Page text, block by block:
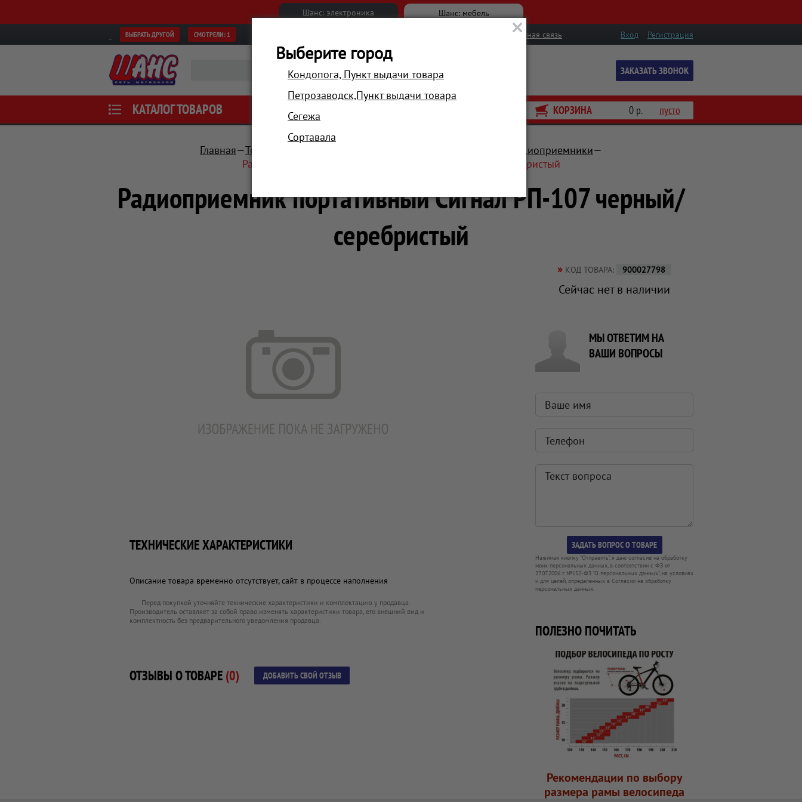
Шанс: электроника Шанс: мебель
ВЫБРАТЬ ДРУГОЙ СМОТРЕЛИ: 1 Вход Регистрация
Обратная связь
ЗАКАЗАТЬ ЗВОНОК
КАТАЛОГ ТОВАРОВ АКЦИИ КОРЗИНА 0 р. пусто
Главная Телевизоры, аудио, мультимедиа
Радиоприемники
Радиоприемник портативный Сигнал РП-107 черный/серебристый
Радиоприемник портативный Сигнал РП-107 черный/
серебристый
ТЕХНИЧЕСКИЕ ХАРАКТЕРИСТИКИ
Описание товара временно отсутствует, сайт в процессе наполнения
Перед покупкой уточняйте технические характеристики и комплектацию у продавца.
Производитель оставляет за собой право изменять характеристики товара, его внешний вид и
комплектность без предварительного уведомления продавца.
ОТЗЫВЫ О ТОВАРЕ (0) ДОБАВИТЬ СВОЙ ОТЗЫВ
» КОД ТОВАРА: 900027798
Сейчас нет в наличии
МЫ ОТВЕТИМ НА
ВАШИ ВОПРОСЫ
Нажимая кнопку "Отправить", я даю согласие на обработку
моих персональных данных, в соответствии с ФЗ от
27.07.2006 г. №152-ФЗ "О персональных данных", на условиях
и для целей, определенных в Согласии на обработку
персональных данных.
ПОЛЕЗНО ПОЧИТАТЬ
Рекомендации по выбору
размера рамы велосипеда
Выберите город
Кондопога, Пункт выдачи товара
Петрозаводск,Пункт выдачи товара
Сегежа
Сортавала